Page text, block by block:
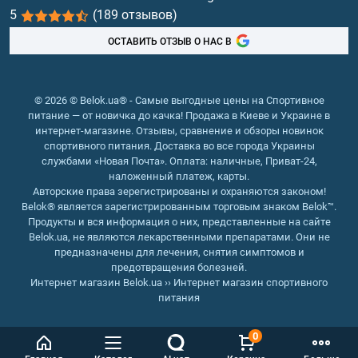
0
Рыбий жир, жирные кислоты
5
(189 отзывов)
ОСТАВИТЬ ОТЗЫВ О НАС В
© 2026 © Belok.ua® - Самые выгодные цены на Спортивное
питание — от новичка до качка! Продажа в Киеве и Украине в
интернет-магазине. Отзывы, сравнение и обзоры новинок
спортивного питания. Доставка во все города Украины
службами «Новая Почта». Оплата: наличные, Приват-24,
наложенный платеж, карты.
Авторские права зерегистрированы и охраняются законом!
Belok® является зарегистрированным торговым знаком Belok™.
Продукты и вся информация о них, представленные на сайте
Belok.ua, не являются лекарственными препаратами. Они не
предназначены для лечения, снятия симптомов и
предотвращения болезней.
Интернет магазин Belok.ua›› Интернет магазин спортивного
питания